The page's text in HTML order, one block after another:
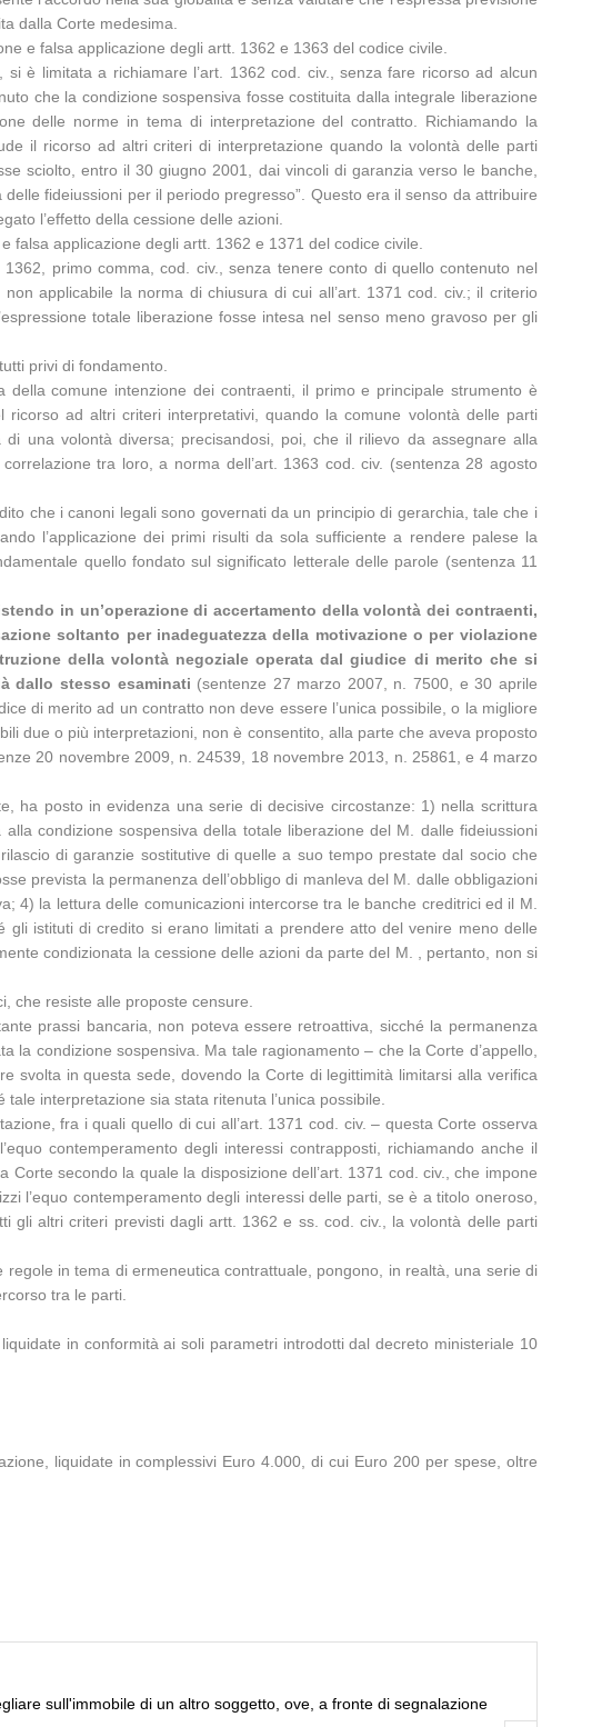
dalla Corte medesima.
e falsa applicazione degli artt. 1362 e 1363 del codice civile.
è limitata a richiamare l’art. 1362 cod. civ., senza fare ricorso ad alcun
che la condizione sospensiva fosse costituita dalla integrale liberazione
delle norme in tema di interpretazione del contratto. Richiamando la
il ricorso ad altri criteri di interpretazione quando la volontà delle parti
sciolto, entro il 30 giugno 2001, dai vincoli di garanzia verso le banche,
fideiussioni per il periodo pregresso”. Questo era il senso da attribuire
l’effetto della cessione delle azioni.
falsa applicazione degli artt. 1362 e 1371 del codice civile.
primo comma, cod. civ., senza tenere conto di quello contenuto nel
applicabile la norma di chiusura di cui all’art. 1371 cod. civ.; il criterio
totale liberazione fosse intesa nel senso meno gravoso per gli
privi di fondamento.
comune intenzione dei contraenti, il primo e principale strumento è
ad altri criteri interpretativi, quando la comune volontà delle parti
una volontà diversa; precisandosi, poi, che il rilievo da assegnare alla
tra loro, a norma dell’art. 1363 cod. civ. (sentenza 28 agosto
che i canoni legali sono governati da un principio di gerarchia, tale che i
l’applicazione dei primi risulti da sola sufficiente a rendere palese la
quello fondato sul significato letterale delle parole (sentenza 11
in un’operazione di accertamento della volontà dei contraenti,
soltanto per inadeguatezza della motivazione o per violazione
della volontà negoziale operata dal giudice di merito che si
dallo stesso esaminati (sentenze 27 marzo 2007, n. 7500, e 30 aprile
di merito ad un contratto non deve essere l’unica possibile, o la migliore
due o più interpretazioni, non è consentito, alla parte che aveva proposto
20 novembre 2009, n. 24539, 18 novembre 2013, n. 25861, e 4 marzo
ha posto in evidenza una serie di decisive circostanze: 1) nella scrittura
condizione sospensiva della totale liberazione del M. dalle fideiussioni
di garanzie sostitutive di quelle a suo tempo prestate dal socio che
prevista la permanenza dell’obbligo di manleva del M. dalle obbligazioni
4) la lettura delle comunicazioni intercorse tra le banche creditrici ed il M.
istituti di credito si erano limitati a prendere atto del venire meno delle
condizionata la cessione delle azioni da parte del M. , pertanto, non si
che resiste alle proposte censure.
prassi bancaria, non poteva essere retroattiva, sicché la permanenza
condizione sospensiva. Ma tale ragionamento – che la Corte d’appello,
svolta in questa sede, dovendo la Corte di legittimità limitarsi alla verifica
interpretazione sia stata ritenuta l’unica possibile.
fra i quali quello di cui all’art. 1371 cod. civ. – questa Corte osserva
contemperamento degli interessi contrapposti, richiamando anche il
secondo la quale la disposizione dell’art. 1371 cod. civ., che impone
l’equo contemperamento degli interessi delle parti, se è a titolo oneroso,
gli altri criteri previsti dagli artt. 1362 e ss. cod. civ., la volontà delle parti
in tema di ermeneutica contrattuale, pongono, in realtà, una serie di
tra le parti.
in conformità ai soli parametri introdotti dal decreto ministeriale 10
liquidate in complessivi Euro 4.000, di cui Euro 200 per spese, oltre
sull'immobile di un altro soggetto, ove, a fronte di segnalazione